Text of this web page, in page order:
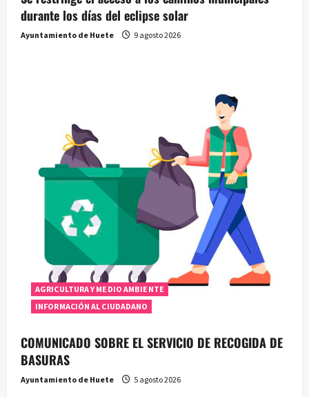
durante los días del eclipse solar
Ayuntamiento de Huete 9 agosto 2026
AGRICULTURA Y MEDIO AMBIENTE
INFORMACIÓN AL CIUDADANO
COMUNICADO SOBRE EL SERVICIO DE RECOGIDA DE
BASURAS
Ayuntamiento de Huete 5 agosto 2026